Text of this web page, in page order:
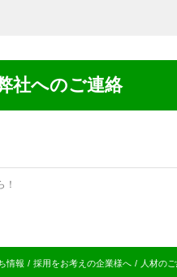
社へのご連絡
！
情報 採用をお考えの企業様へ 人材の